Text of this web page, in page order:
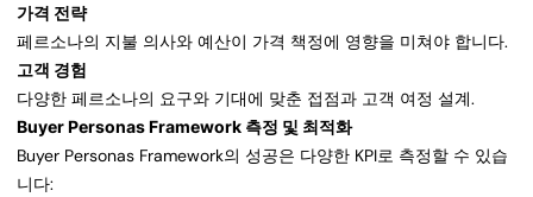
가격 전략
페르소나의 지불 의사와 예산이 가격 책정에 영향을 미쳐야 합니다.
고객 경험
다양한 페르소나의 요구와 기대에 맞춘 접점과 고객 여정 설계.
Buyer Personas Framework 측정 및 최적화
Buyer Personas Framework의 성공은 다양한 KPI로 측정할 수 있습
니다: